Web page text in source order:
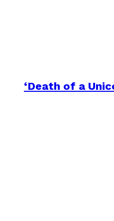
‘Death of a